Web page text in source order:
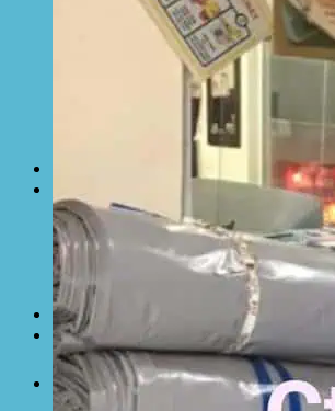
Màng phủ nông nghiệp
Bạt Kéo Quán Cafe
Bạt Kéo Sân Trường
Thi Công Mái Xếp Hà Nội
Thi Công Mái Xếp TPHCM
Thi Công Mái Xếp Bình Dương
Thi Công Mái Xếp Biên Hòa
May bạt mái che
Thi công bạt lót lồ
Thay bạt áo dù
Thay bạt mái che
Tuyển Dụng Hòa Phát Đạt
Liên hệ Hòa Phát Đạt
Tìm
kiếm: